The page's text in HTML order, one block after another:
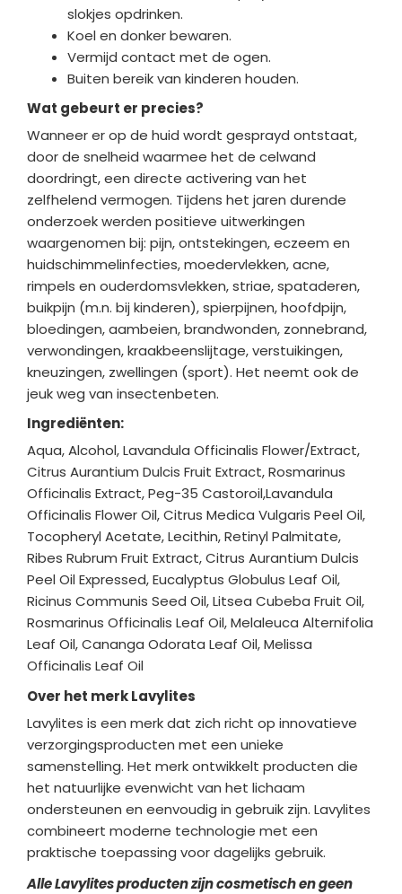
slokjes opdrinken.
Koel en donker bewaren.
Vermijd contact met de ogen.
Buiten bereik van kinderen houden.
Wat gebeurt er precies?
Wanneer er op de huid wordt gesprayd ontstaat,
door de snelheid waarmee het de celwand
doordringt, een directe activering van het
zelfhelend vermogen. Tijdens het jaren durende
onderzoek werden positieve uitwerkingen
waargenomen bij: pijn, ontstekingen, eczeem en
huidschimmelinfecties, moedervlekken, acne,
rimpels en ouderdomsvlekken, striae, spataderen,
buikpijn (m.n. bij kinderen), spierpijnen, hoofdpijn,
bloedingen, aambeien, brandwonden, zonnebrand,
verwondingen, kraakbeenslijtage, verstuikingen,
kneuzingen, zwellingen (sport). Het neemt ook de
jeuk weg van insectenbeten.
Ingrediënten:
Aqua, Alcohol, Lavandula Officinalis Flower/Extract,
Citrus Aurantium Dulcis Fruit Extract, Rosmarinus
Officinalis Extract, Peg-35 Castoroil,Lavandula
Officinalis Flower Oil, Citrus Medica Vulgaris Peel Oil,
Tocopheryl Acetate, Lecithin, Retinyl Palmitate,
Ribes Rubrum Fruit Extract, Citrus Aurantium Dulcis
Peel Oil Expressed, Eucalyptus Globulus Leaf Oil,
Ricinus Communis Seed Oil, Litsea Cubeba Fruit Oil,
Rosmarinus Officinalis Leaf Oil, Melaleuca Alternifolia
Leaf Oil, Cananga Odorata Leaf Oil, Melissa
Officinalis Leaf Oil
Over het merk Lavylites
Lavylites is een merk dat zich richt op innovatieve
verzorgingsproducten met een unieke
samenstelling. Het merk ontwikkelt producten die
het natuurlijke evenwicht van het lichaam
ondersteunen en eenvoudig in gebruik zijn. Lavylites
combineert moderne technologie met een
praktische toepassing voor dagelijks gebruik.
Alle Lavylites producten zijn cosmetisch en geen